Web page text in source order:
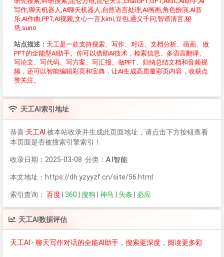
写作,聊天机器人,AI聊天机器人,自然语言处理,AI画画,角色扮演,AI音
乐,AI作曲,PPT,AI视频,文心一言,kimi,豆包,通义千问,智谱清言,秘
塔,suno
站点描述： 天工是一款支持搜索、写作、对话、文档分析、画画、做
PPT的全能型AI助手。你可以借助AI技术，检索信息、多语言翻译、
写论文、写代码、写方案、写汇报、做PPT、归纳总结文档和音频视
频，还可以智能编辑彩页和宝典，让AI生成高质量彩页内容，收获点
赞关注。
天工AI索引地址
恭喜 天工AI 被本站收录并生成此页面地址，请点击下方按钮查看
本页面是否被搜索引擎索引！
收录日期：2025-03-08 分类： A I智能
本文地址：https://dh.yzyyzf.cn/site/56.html
索引查询： 百度 360 搜狗 神马 头条 必应
天工AI数据评估
天工AI - 聊天写作对话的全能AI助手，搜索更深度，阅读更多彩